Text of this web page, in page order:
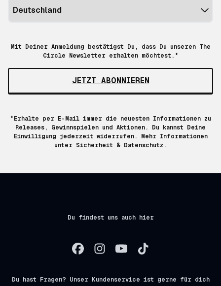
Mit Deiner Anmeldung bestätigst Du, dass Du unseren The
Circle Newsletter erhalten möchtest.*
JETZT ABONNIEREN
*Erhalte per E-Mail immer die neuesten Informationen zu
Releases, Gewinnspielen und Aktionen. Du kannst Deine
Einwilligung jederzeit widerrufen. Mehr Informationen
unter Sicherheit & Datenschutz.
Du findest uns auch hier
Du hast Fragen? Unser Kundenservice ist gerne für dich